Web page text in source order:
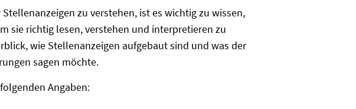
zu verstehen, ist es wichtig zu wissen,
sie richtig lesen, verstehen und interpretieren zu
wie Stellenanzeigen aufgebaut sind und was der
sagen möchte.
Angaben: